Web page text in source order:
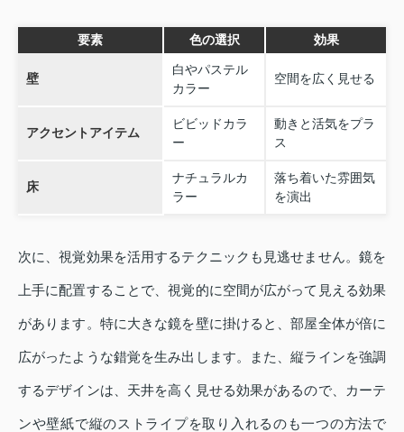
要素 色の選択 効果
壁
白やパステル
カラー
空間を広く見せる
アクセントアイテム
ビビッドカラ
ー
動きと活気をプラ
ス
床
ナチュラルカ
ラー
落ち着いた雰囲気
を演出
次に、視覚効果を活用するテクニックも見逃せません。鏡を
上手に配置することで、視覚的に空間が広がって見える効果
があります。特に大きな鏡を壁に掛けると、部屋全体が倍に
広がったような錯覚を生み出します。また、縦ラインを強調
するデザインは、天井を高く見せる効果があるので、カーテ
ンや壁紙で縦のストライプを取り入れるのも一つの方法で